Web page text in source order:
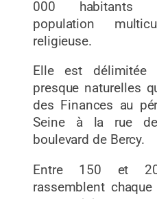
000 habitants
population
religieuse.
Elle est délimitée
presque naturelles
des Finances au
Seine à la rue
boulevard de Bercy.
Entre 150 et
rassemblent